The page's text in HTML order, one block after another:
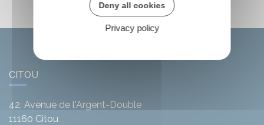
CITOU
42, Avenue de l'Argent-Double
11160 Citou
Deny all cookies
Privacy policy